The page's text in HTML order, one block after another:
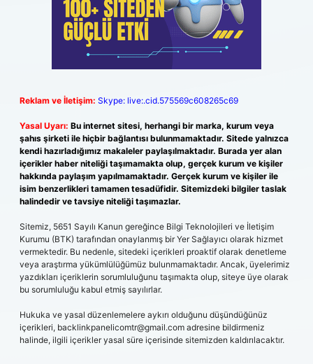
Reklam ve İletişim: Skype: live:.cid.575569c608265c69
Yasal Uyarı: Bu internet sitesi, herhangi bir marka, kurum veya
şahıs şirketi ile hiçbir bağlantısı bulunmamaktadır. Sitede yalnızca
kendi hazırladığımız makaleler paylaşılmaktadır. Burada yer alan
içerikler haber niteliği taşımamakta olup, gerçek kurum ve kişiler
hakkında paylaşım yapılmamaktadır. Gerçek kurum ve kişiler ile
isim benzerlikleri tamamen tesadüfidir. Sitemizdeki bilgiler taslak
halindedir ve tavsiye niteliği taşımazlar.
Sitemiz, 5651 Sayılı Kanun gereğince Bilgi Teknolojileri ve İletişim
Kurumu (BTK) tarafından onaylanmış bir Yer Sağlayıcı olarak hizmet
vermektedir. Bu nedenle, sitedeki içerikleri proaktif olarak denetleme
veya araştırma yükümlülüğümüz bulunmamaktadır. Ancak, üyelerimiz
yazdıkları içeriklerin sorumluluğunu taşımakta olup, siteye üye olarak
bu sorumluluğu kabul etmiş sayılırlar.
Hukuka ve yasal düzenlemelere aykırı olduğunu düşündüğünüz
içerikleri, backlinkpanelicomtr@gmail.com adresine bildirmeniz
halinde, ilgili içerikler yasal süre içerisinde sitemizden kaldırılacaktır.